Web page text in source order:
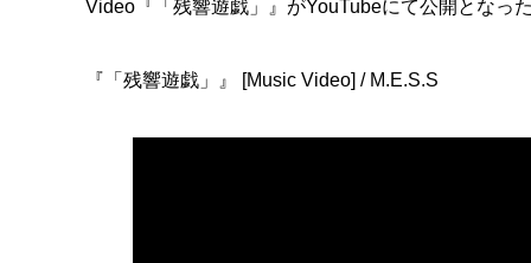
Video『「残響遊戯」』がYouTubeにて公開となっ
『「残響遊戯」』 [Music Video] / M.E.S.S